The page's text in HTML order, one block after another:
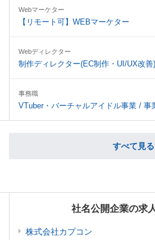
Webマーケター
【リモート可】WEBマーケター
Webディレクター
制作ディレクター(EC制作・UI/UX改善)
事務職
VTuber・バーチャルアイドル事業 / 事
すべて見る
社名公開企業の求
株式会社カプコン